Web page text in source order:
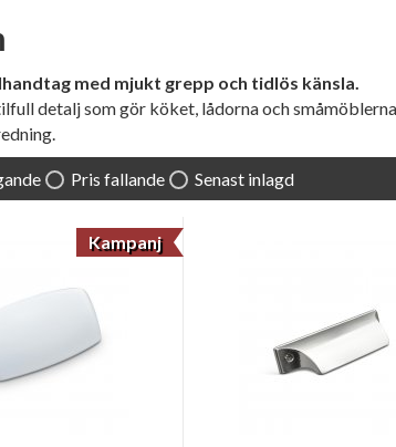
med mjukt grepp och tidlös känsla.
detalj som gör köket, lådorna och
Pris fallande Senast inlagd
Kampanj